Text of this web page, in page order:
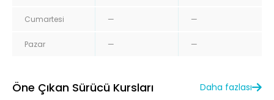
Cumartesi — —
Pazar — —
Öne Çıkan Sürücü Kursları Daha fazlası